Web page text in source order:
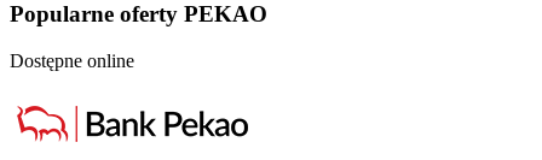
Popularne oferty PEKAO
Dostępne online